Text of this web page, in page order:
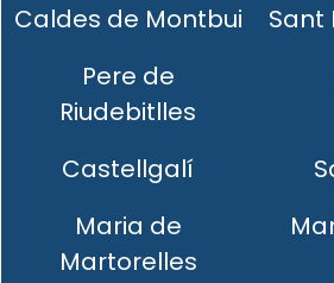
Caldes de Montbui
Sant
Pere de
Riudebitlles
Castellgalí
Maria de
Martorelles